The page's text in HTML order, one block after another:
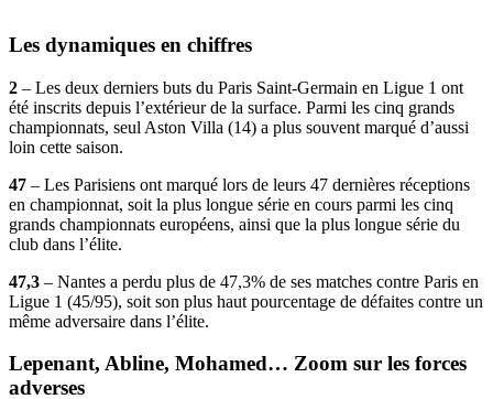
Les dynamiques en chiffres
2 – Les deux derniers buts du Paris Saint-Germain en Ligue 1 ont
été inscrits depuis l’extérieur de la surface. Parmi les cinq grands
championnats, seul Aston Villa (14) a plus souvent marqué d’aussi
loin cette saison.
47 – Les Parisiens ont marqué lors de leurs 47 dernières réceptions
en championnat, soit la plus longue série en cours parmi les cinq
grands championnats européens, ainsi que la plus longue série du
club dans l’élite.
47,3 – Nantes a perdu plus de 47,3% de ses matches contre Paris en
Ligue 1 (45/95), soit son plus haut pourcentage de défaites contre un
même adversaire dans l’élite.
Lepenant, Abline, Mohamed… Zoom sur les forces
adverses